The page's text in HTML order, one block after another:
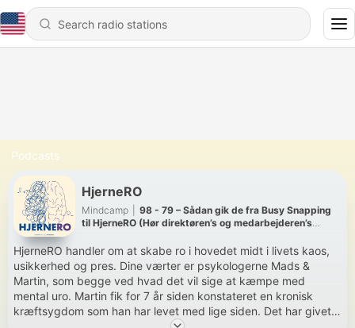
Podcasts
HjerneRO
Mindcamp
98 - 79 – Sådan gik de fra Busy Snapping
til HjerneRO (Hør direktøren’s og medarbejderen’s
HjerneRO handler om at skabe ro i hovedet midt i livets kaos,
usikkerhed og pres. Dine værter er psykologerne Mads &
Martin, som begge ved hvad det vil sige at kæmpe med
mental uro. Martin fik for 7 år siden konstateret en kronisk
kræftsygdom som han har levet med lige siden. Det har givet